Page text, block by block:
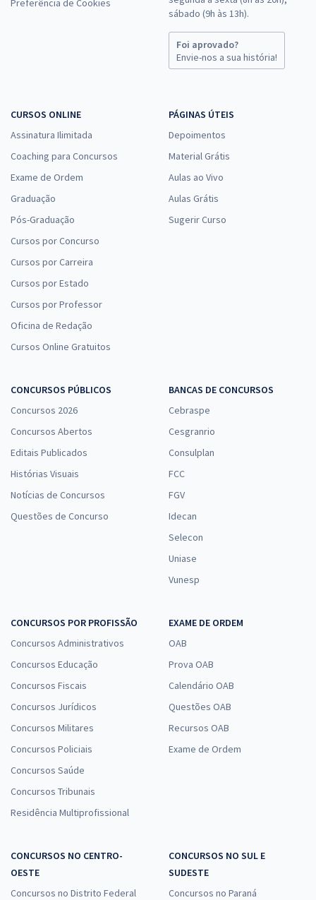
Preferência de Cookies
sábado (9h às 13h).
Foi aprovado?
Envie-nos a sua história!
CURSOS ONLINE
Assinatura Ilimitada
Coaching para Concursos
Exame de Ordem
Graduação
Pós-Graduação
Cursos por Concurso
Cursos por Carreira
Cursos por Estado
Cursos por Professor
Oficina de Redação
Cursos Online Gratuitos
PÁGINAS ÚTEIS
Depoimentos
Material Grátis
Aulas ao Vivo
Aulas Grátis
Sugerir Curso
CONCURSOS PÚBLICOS
Concursos 2026
Concursos Abertos
Editais Publicados
Histórias Visuais
Notícias de Concursos
Questões de Concurso
BANCAS DE CONCURSOS
Cebraspe
Cesgranrio
Consulplan
FCC
FGV
Idecan
Selecon
Uniase
Vunesp
CONCURSOS POR PROFISSÃO
Concursos Administrativos
Concursos Educação
Concursos Fiscais
Concursos Jurídicos
Concursos Militares
Concursos Policiais
Concursos Saúde
Concursos Tribunais
Residência Multiprofissional
EXAME DE ORDEM
OAB
Prova OAB
Calendário OAB
Questões OAB
Recursos OAB
Exame de Ordem
CONCURSOS NO CENTRO-
OESTE
Concursos no Distrito Federal
CONCURSOS NO SUL E
SUDESTE
Concursos no Paraná